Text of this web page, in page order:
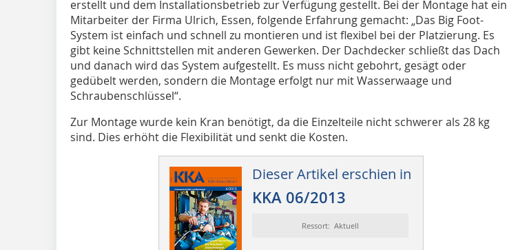
erstellt und dem Installationsbetrieb zur Verfügung gestellt. Bei der Montage hat ein
Mitarbeiter der Firma Ulrich, Essen, folgende Erfahrung gemacht: „Das Big Foot-
System ist einfach und schnell zu montieren und ist flexibel bei der Platzierung. Es
gibt keine Schnittstellen mit anderen Gewerken. Der Dachdecker schließt das Dach
und danach wird das System aufgestellt. Es muss nicht gebohrt, gesägt oder
gedübelt werden, sondern die Montage erfolgt nur mit Wasserwaage und
Schraubenschlüssel“.
Zur Montage wurde kein Kran benötigt, da die Einzelteile nicht schwerer als 28 kg
sind. Dies erhöht die Flexibilität und senkt die Kosten.
Dieser Artikel erschien in
KKA 06/2013
Ressort: Aktuell